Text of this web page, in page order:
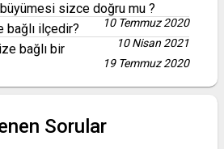
sizce doğru mu ?
10 Temmuz 2020
bağlı ilçedir?
10 Nisan 2021
bağlı bir
19 Temmuz 2020
Sorular